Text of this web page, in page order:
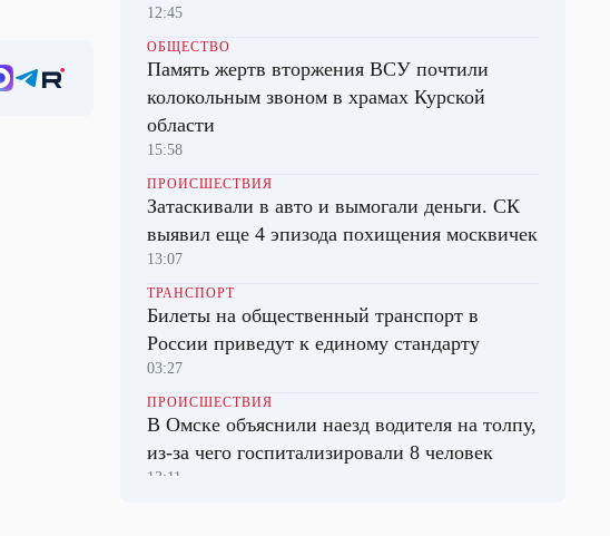
12:45
ОБЩЕСТВО
Память жертв вторжения ВСУ почтили
колокольным звоном в храмах Курской
области
15:58
ПРОИСШЕСТВИЯ
Затаскивали в авто и вымогали деньги. СК
выявил еще 4 эпизода похищения москвичек
13:07
ТРАНСПОРТ
Билеты на общественный транспорт в
России приведут к единому стандарту
03:27
ПРОИСШЕСТВИЯ
В Омске объяснили наезд водителя на толпу,
из-за чего госпитализировали 8 человек
13:11